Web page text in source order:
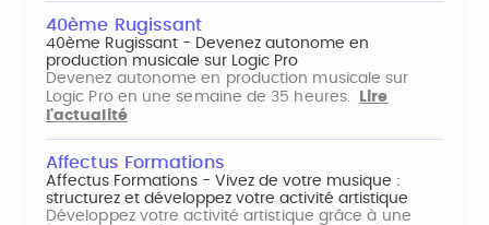
40ème Rugissant
40ème Rugissant - Devenez autonome en
production musicale sur Logic Pro
Devenez autonome en production musicale sur
Logic Pro en une semaine de 35 heures.
Lire
l'actualité
Affectus Formations
Affectus Formations - Vivez de votre musique :
structurez et développez votre activité artistique
Développez votre activité artistique grâce à une